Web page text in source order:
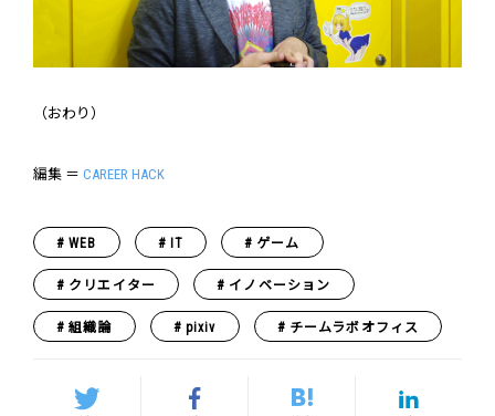
（おわり）
編集 ＝ CAREER HACK
WEB IT ゲーム
クリエイター イノベーション
組織論 pixiv チームラボオフィス